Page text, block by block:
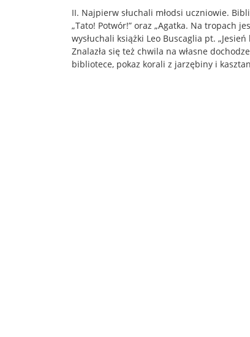
II. Najpierw słuchali młodsi uczniowie.
„Tato! Potwór!” oraz „Agatka. Na tropach
wysłuchali książki Leo Buscaglia pt.
Znalazła się też chwila na własne
bibliotece, pokaz korali z jarzębiny i